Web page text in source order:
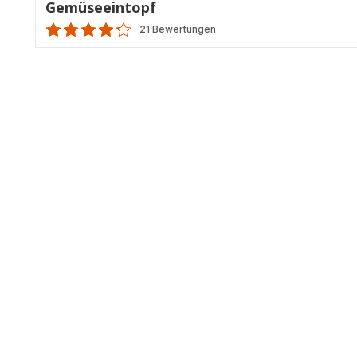
Gemüseeintopf
ratings.4.2
21 Bewertungen